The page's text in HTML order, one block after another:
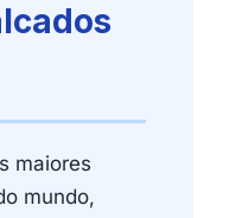
maiores
mundo,